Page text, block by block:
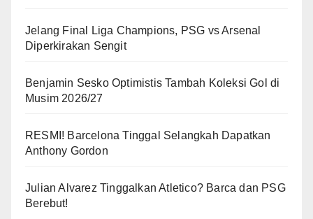
Jelang Final Liga Champions, PSG vs Arsenal
Diperkirakan Sengit
Benjamin Sesko Optimistis Tambah Koleksi Gol di
Musim 2026/27
RESMI! Barcelona Tinggal Selangkah Dapatkan
Anthony Gordon
Julian Alvarez Tinggalkan Atletico? Barca dan PSG
Berebut!